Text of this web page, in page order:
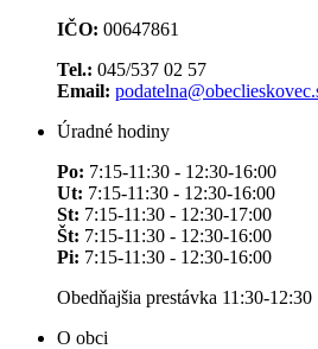
IČO: 00647861
Tel.: 045/537 02 57
Email:
Úradné hodiny
Po: 7:15-11:30 - 12:30-16:00
Ut: 7:15-11:30 - 12:30-16:00
St: 7:15-11:30 - 12:30-17:00
Št: 7:15-11:30 - 12:30-16:00
Pi: 7:15-11:30 - 12:30-16:00
Obedňajšia prestávka 11:30-12:30
O obci